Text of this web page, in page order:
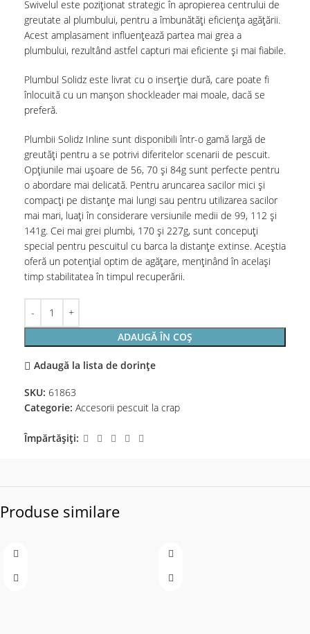
Swivelul este poziționat strategic în apropierea centrului de
greutate al plumbului, pentru a îmbunătăți eficiența agățării.
Acest amplasament influențează partea mai grea a
plumbului, rezultând astfel capturi mai eficiente și mai fiabile.
Plumbul Solidz este livrat cu o inserție dură, care poate fi
înlocuită cu un manșon shockleader mai moale, dacă se
preferă.
Plumbii Solidz Inline sunt disponibili într-o gamă largă de
greutăți pentru a se potrivi diferitelor scenarii de pescuit.
Opțiunile mai ușoare de 56, 70 și 84g sunt perfecte pentru
o abordare mai delicată. Pentru aruncarea sacilor mici și
compacți pe distanțe mai lungi sau pentru utilizarea sacilor
mai mari, luați în considerare versiunile medii de 99, 112 și
141g. Cei mai grei plumbi, 170 și 227g, sunt concepuți
special pentru pescuitul cu barca la distanțe extinse. Aceștia
oferă un potențial optim de agățare, menținând în același
timp stabilitatea în timpul recuperării.
ADAUGĂ ÎN COȘ
Adaugă la lista de dorințe
SKU: 61863
Categorie: Accesorii pescuit la crap
Împărtășiți:
Produse similare